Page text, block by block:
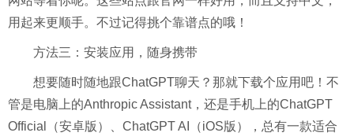
用起来更顺手。不过记得挑个靠谱点的哦！
方法三：安装应用，随身携带
想要随时随地跟ChatGPT聊天？那就下载个应用吧！不
管是电脑上的Anthropic Assistant，还是手机上的ChatGPT
Official（安卓版）、ChatGPT AI（iOS版），总有一款适合